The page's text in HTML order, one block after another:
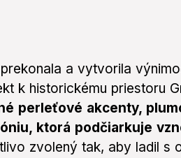
a vytvorila
k historickému priestoru
perleťové akcenty,
ktorá podčiarkuje
zvolený tak, aby ladil s